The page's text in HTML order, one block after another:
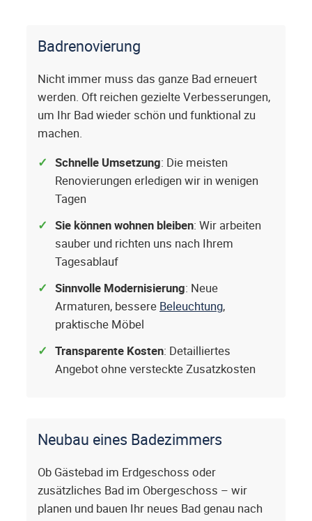
Badrenovierung
Nicht immer muss das ganze Bad erneuert
werden. Oft reichen gezielte Verbesserungen,
um Ihr Bad wieder schön und funktional zu
machen.
Schnelle Umsetzung: Die meisten
Renovierungen erledigen wir in wenigen
Tagen
Sie können wohnen bleiben: Wir arbeiten
sauber und richten uns nach Ihrem
Tagesablauf
Sinnvolle Modernisierung: Neue
Armaturen, bessere Beleuchtung,
praktische Möbel
Transparente Kosten: Detailliertes
Angebot ohne versteckte Zusatzkosten
Neubau eines Badezimmers
Ob Gästebad im Erdgeschoss oder
zusätzliches Bad im Obergeschoss – wir
planen und bauen Ihr neues Bad genau nach